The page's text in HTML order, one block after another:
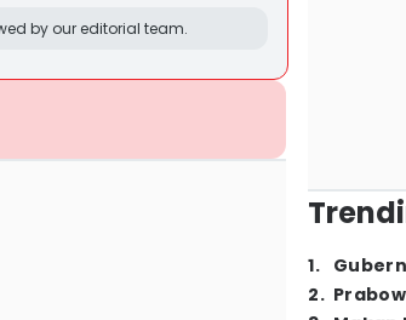
by our editorial team.
1.
2.